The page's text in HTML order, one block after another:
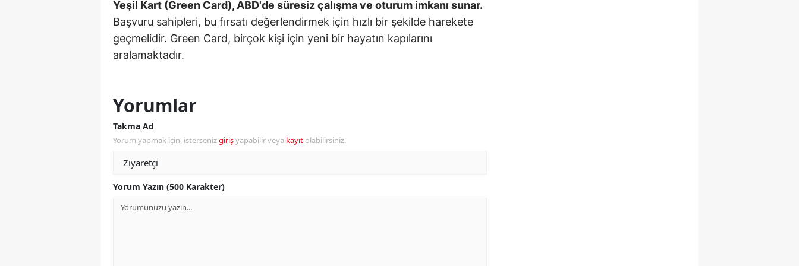
Yalova
Karabük
Yeşil Kart (Green Card), ABD'de süresiz çalışma ve oturum imkanı sunar.
Başvuru sahipleri, bu fırsatı değerlendirmek için hızlı bir şekilde harekete
geçmelidir. Green Card, birçok kişi için yeni bir hayatın kapılarını
aralamaktadır.
Yorumlar
Takma Ad
Yorum yapmak için, istersenizgirişyapabilir veya kayıt olabilirsiniz.
Yorum Yazın (500 Karakter)